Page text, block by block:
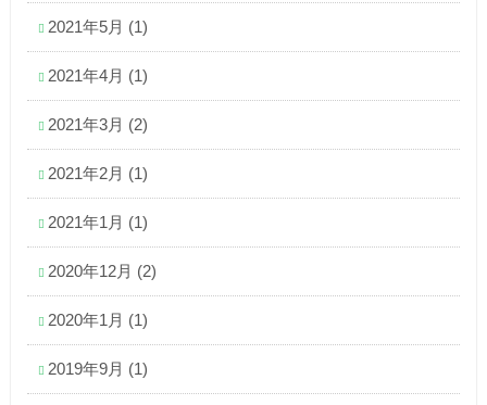
2021年5月 (1)
2021年4月 (1)
2021年3月 (2)
2021年2月 (1)
2021年1月 (1)
2020年12月 (2)
2020年1月 (1)
2019年9月 (1)